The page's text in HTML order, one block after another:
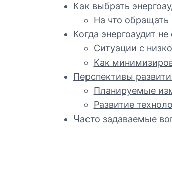
Как выбрать
На что
Когда энергоаудит
Ситуации с
Как
Перспективы
Планируемые
Развитие
Часто задаваемые